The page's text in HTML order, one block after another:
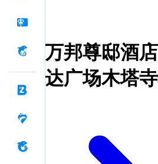
万邦尊邸酒
达广场木塔